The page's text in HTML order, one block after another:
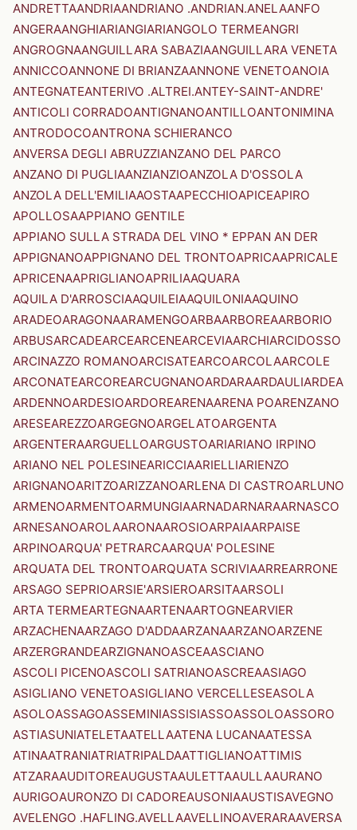
ANDRETTAANDRIAANDRIANO .ANDRIAN.ANELAANFO
ANGERAANGHIARIANGIARIANGOLO TERMEANGRI
ANGROGNAANGUILLARA SABAZIAANGUILLARA VENETA
ANNICCOANNONE DI BRIANZAANNONE VENETOANOIA
ANTEGNATEANTERIVO .ALTREI.ANTEY-SAINT-ANDRE'
ANTICOLI CORRADOANTIGNANOANTILLOANTONIMINA
ANTRODOCOANTRONA SCHIERANCO
ANVERSA DEGLI ABRUZZIANZANO DEL PARCO
ANZANO DI PUGLIAANZIANZIOANZOLA D'OSSOLA
ANZOLA DELL'EMILIAAOSTAAPECCHIOAPICEAPIRO
APOLLOSAAPPIANO GENTILE
APPIANO SULLA STRADA DEL VINO * EPPAN AN DER
APPIGNANOAPPIGNANO DEL TRONTOAPRICAAPRICALE
APRICENAAPRIGLIANOAPRILIAAQUARA
AQUILA D'ARROSCIAAQUILEIAAQUILONIAAQUINO
ARADEOARAGONAARAMENGOARBAARBOREAARBORIO
ARBUSARCADEARCEARCENEARCEVIAARCHIARCIDOSSO
ARCINAZZO ROMANOARCISATEARCOARCOLAARCOLE
ARCONATEARCOREARCUGNANOARDARAARDAULIARDEA
ARDENNOARDESIOARDOREARENAARENA POARENZANO
ARESEAREZZOARGEGNOARGELATOARGENTA
ARGENTERAARGUELLOARGUSTOARIARIANO IRPINO
ARIANO NEL POLESINEARICCIAARIELLIARIENZO
ARIGNANOARITZOARIZZANOARLENA DI CASTROARLUNO
ARMENOARMENTOARMUNGIAARNADARNARAARNASCO
ARNESANOAROLAARONAAROSIOARPAIAARPAISE
ARPINOARQUA' PETRARCAARQUA' POLESINE
ARQUATA DEL TRONTOARQUATA SCRIVIAARREARRONE
ARSAGO SEPRIOARSIE'ARSIEROARSITAARSOLI
ARTA TERMEARTEGNAARTENAARTOGNEARVIER
ARZACHENAARZAGO D'ADDAARZANAARZANOARZENE
ARZERGRANDEARZIGNANOASCEAASCIANO
ASCOLI PICENOASCOLI SATRIANOASCREAASIAGO
ASIGLIANO VENETOASIGLIANO VERCELLESEASOLA
ASOLOASSAGOASSEMINIASSISIASSOASSOLOASSORO
ASTIASUNIATELETAATELLAATENA LUCANAATESSA
ATINAATRANIATRIATRIPALDAATTIGLIANOATTIMIS
ATZARAAUDITOREAUGUSTAAULETTAAULLAAURANO
AURIGOAURONZO DI CADOREAUSONIAAUSTISAVEGNO
AVELENGO .HAFLING.AVELLAAVELLINOAVERARAAVERSA